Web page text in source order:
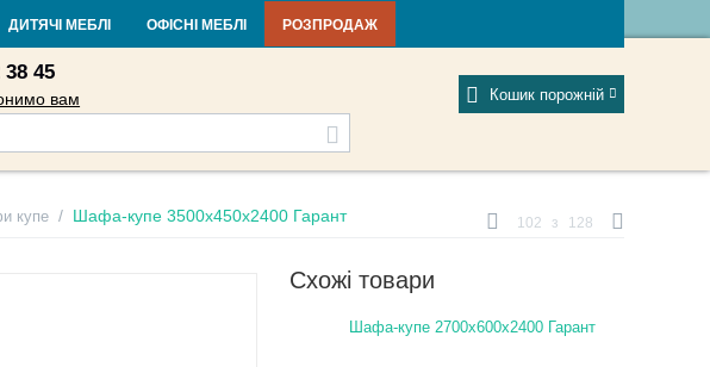
Кредит Статті та новини Фабрики
38 45
вам Кошик порожній
ДИТЯЧІ МЕБЛІ ОФІСНІ МЕБЛІ РОЗПРОДАЖ
купе / Шафа-купе 3500х450х2400 Гарант 102 з 128
Схожі товари
Шафа-купе 2700х600х2400 Гарант